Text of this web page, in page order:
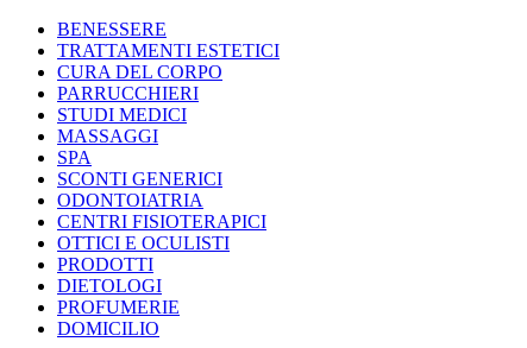
BENESSERE
TRATTAMENTI ESTETICI
CURA DEL CORPO
PARRUCCHIERI
STUDI MEDICI
MASSAGGI
SPA
SCONTI GENERICI
ODONTOIATRIA
CENTRI FISIOTERAPICI
OTTICI E OCULISTI
PRODOTTI
DIETOLOGI
PROFUMERIE
DOMICILIO